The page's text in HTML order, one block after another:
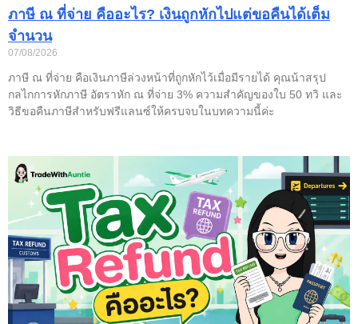
ภาษี ณ ที่จ่าย คืออะไร? เงินถูกหักไปแต่ขอคืนได้เต็ม
จำนวน
07/08/2026
ภาษี ณ ที่จ่าย คือเงินภาษีล่วงหน้าที่ถูกหักไว้เมื่อมีรายได้ คุณน้าสรุป
กลไกการหักภาษี อัตราหัก ณ ที่จ่าย 3% ความสำคัญของใบ 50 ทวิ และ
วิธีขอคืนภาษีสำหรับฟรีแลนซ์ให้ครบจบในบทความนี้ค่ะ